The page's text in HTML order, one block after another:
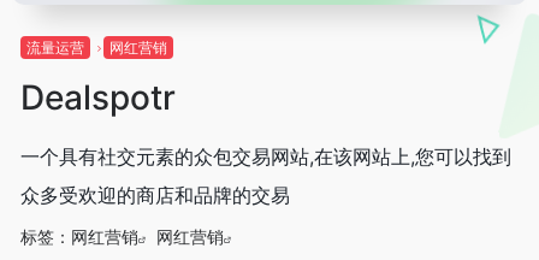
流量运营 网红营销
Dealspotr
一个具有社交元素的众包交易网站,在该网站上,您可以找到
众多受欢迎的商店和品牌的交易
标签： 网红营销
网红营销